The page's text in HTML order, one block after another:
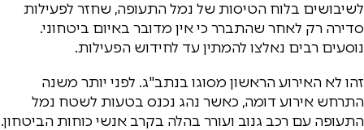
לשיבושים בלוח הטיסות של נמל התעופה, שחזר לפעילות
סדירה רק לאחר שהתברר כי אין מדובר באיום ביטחוני.
נוסעים רבים נאלצו להמתין עד לחידוש הפעילות.
זהו לא האירוע הראשון מסוגו בנתב"ג. לפני יותר משנה
התרחש אירוע דומה, כאשר נהג נכנס בטעות לשטח נמל
התעופה עם רכב גנוב ועורר בהלה בקרב אנשי כוחות הביטחון.